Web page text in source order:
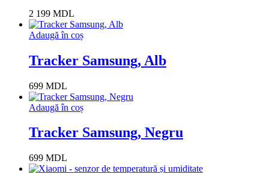
2 199 MDL
Adaugă în coș
Tracker Samsung, Alb
699 MDL
Adaugă în coș
Tracker Samsung, Negru
699 MDL